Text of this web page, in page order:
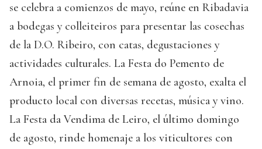
se celebra a comienzos de mayo, reúne en Ribadavia
a bodegas y colleiteiros para presentar las cosechas
de la D.O. Ribeiro, con catas, degustaciones y
actividades culturales. La Festa do Pemento de
Arnoia, el primer fin de semana de agosto, exalta el
producto local con diversas recetas, música y vino.
La Festa da Vendima de Leiro, el último domingo
de agosto, rinde homenaje a los viticultores con